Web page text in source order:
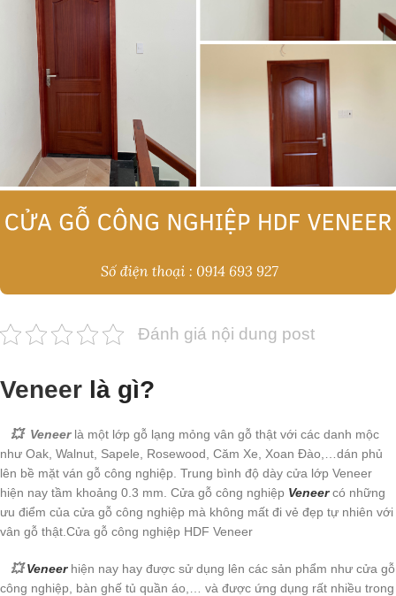
Đánh giá nội dung post
Veneer là gì?
💥 Veneerlà một lớp gỗ lạng mỏng vân gỗ thật với các danh mộc
như Oak, Walnut, Sapele, Rosewood, Căm Xe, Xoan Đào,…dán phủ
lên bề mặt ván gỗ công nghiệp. Trung bình độ dày cửa lớp Veneer
hiện nay tầm khoảng 0.3 mm. Cửa gỗ công nghiệp Veneer có những
ưu điểm của cửa gỗ công nghiệp mà không mất đi vẻ đẹp tự nhiên với
vân gỗ thật.Cửa gỗ công nghiệp HDF Veneer
💥Veneer hiện nay hay được sử dụng lên các sản phẩm như cửa gỗ
công nghiệp, bàn ghế tủ quần áo,… và được ứng dụng rất nhiều trong